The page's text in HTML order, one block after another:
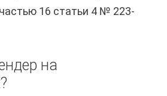
16 статьи 4 № 223-
на